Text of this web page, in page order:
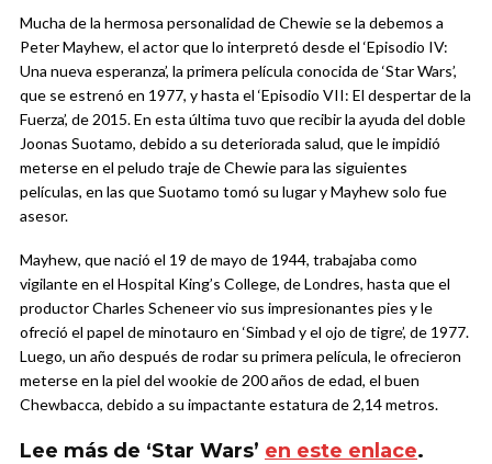
Mucha de la hermosa personalidad de Chewie se la debemos a
Peter Mayhew, el actor que lo interpretó desde el ‘Episodio IV:
Una nueva esperanza’, la primera película conocida de ‘Star Wars’,
que se estrenó en 1977, y hasta el ‘Episodio VII: El despertar de la
Fuerza’, de 2015. En esta última tuvo que recibir la ayuda del doble
Joonas Suotamo, debido a su deteriorada salud, que le impidió
meterse en el peludo traje de Chewie para las siguientes
películas, en las que Suotamo tomó su lugar y Mayhew solo fue
asesor.
Mayhew, que nació el 19 de mayo de 1944, trabajaba como
vigilante en el Hospital King’s College, de Londres, hasta que el
productor Charles Scheneer vio sus impresionantes pies y le
ofreció el papel de minotauro en ‘Simbad y el ojo de tigre’, de 1977.
Luego, un año después de rodar su primera película, le ofrecieron
meterse en la piel del wookie de 200 años de edad, el buen
Chewbacca, debido a su impactante estatura de 2,14 metros.
Lee más de ‘Star Wars’ en este enlace.